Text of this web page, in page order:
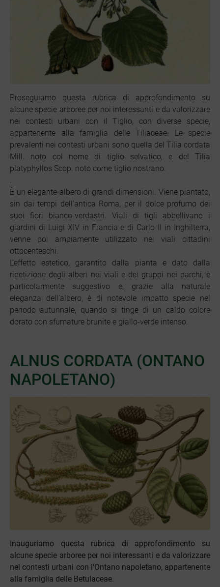
Proseguiamo questa rubrica di approfondimento su
alcune specie arboree per noi interessanti e da valorizzare
nei contesti urbani con il Tiglio, con diverse specie,
appartenente alla famiglia delle Tiliaceae. Le specie
prevalenti nei contesti urbani sono quella del Tilia cordata
Mill. noto col nome di tiglio selvatico, e del Tilia
platyphyllos Scop. noto come tiglio nostrano.
.
È un elegante albero di grandi dimensioni. Viene piantato,
sin dai tempi dell’antica Roma, per il dolce profumo dei
suoi fiori bianco-verdastri. Viali di tigli abbellivano i
giardini di Luigi XIV in Francia e di Carlo II in Inghilterra,
venne poi ampiamente utilizzato nei viali cittadini
ottocenteschi.
L’effetto estetico, garantito dalla pianta e dato dalla
ripetizione degli alberi nei viali e dei gruppi nei parchi, è
particolarmente suggestivo e, grazie alla naturale
eleganza dell’albero, è di notevole impatto specie nel
periodo autunnale, quando si tinge di un caldo colore
dorato con sfumature brunite e giallo-verde intenso.
ALNUS CORDATA (ONTANO
NAPOLETANO)
Inauguriamo questa rubrica di approfondimento su
alcune specie arboree per noi interessanti e da valorizzare
nei contesti urbani con l’Ontano napoletano, appartenente
alla famiglia delle Betulaceae.